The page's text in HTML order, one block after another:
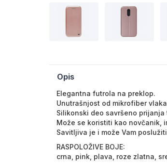
Opis
Elegantna futrola na preklop.
Unutrašnjost od mikrofiber
Silikonski deo savršeno
Može se koristiti kao novčanik,
Savitljiva je i može Vam
RASPOLOŽIVE BOJE:
crna, pink, plava, roze zlatna,